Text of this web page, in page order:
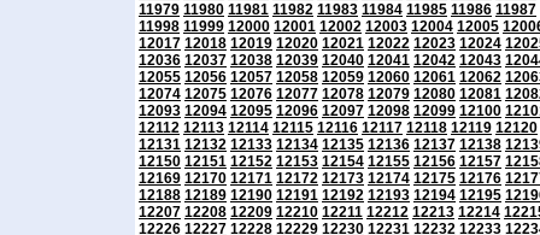
11979 11980 11981 11982 11983 11984 11985 11986 11987
11998 11999 12000 12001 12002 12003 12004 12005
12017 12018 12019 12020 12021 12022 12023 12024
12036 12037 12038 12039 12040 12041 12042 12043
12055 12056 12057 12058 12059 12060 12061 12062
12074 12075 12076 12077 12078 12079 12080 12081
12093 12094 12095 12096 12097 12098 12099 12100
12112 12113 12114 12115 12116 12117 12118 12119 12120
12131 12132 12133 12134 12135 12136 12137 12138
12150 12151 12152 12153 12154 12155 12156 12157
12169 12170 12171 12172 12173 12174 12175 12176
12188 12189 12190 12191 12192 12193 12194 12195
12207 12208 12209 12210 12211 12212 12213 12214
12226 12227 12228 12229 12230 12231 12232 12233